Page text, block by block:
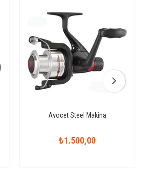
Avocet Steel Makina
₺1.500,00